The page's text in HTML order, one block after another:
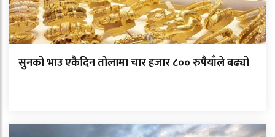
सुनको भाउ एकैदिन तोलामा चार हजार ८०० रुपैयाँले बढ्यो